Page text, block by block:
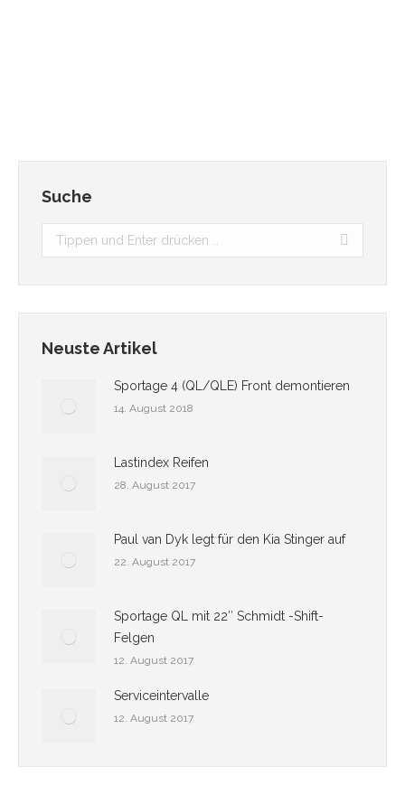
Suche
Search:
Neuste Artikel
Sportage 4 (QL/QLE) Front demontieren
14. August 2018
Lastindex Reifen
28. August 2017
Paul van Dyk legt für den Kia Stinger auf
22. August 2017
Sportage QL mit 22″ Schmidt -Shift-
Felgen
12. August 2017
Serviceintervalle
12. August 2017